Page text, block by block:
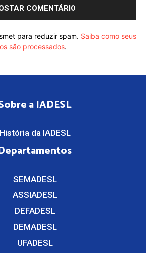
para reduzir spam. Saiba como seus
são processados.
a IADESL
História da IADESL
SEMADESL
ASSIADESL
DEFADESL
DEMADESL
UFADESL